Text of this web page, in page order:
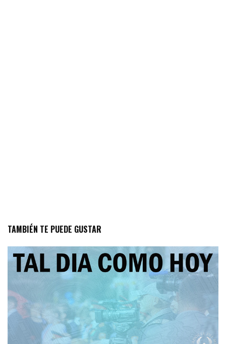
TAMBIÉN TE PUEDE GUSTAR